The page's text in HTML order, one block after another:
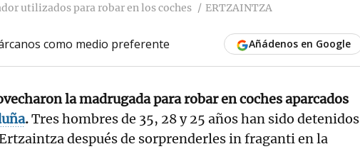
utilizados para robar en los coches ERTZAINTZA
como medio preferente Añádenos en Google
la madrugada para robar en coches aparcados
.Tres hombres de 35, 28 y 25 años han sido detenidos
después de sorprenderles in fraganti en la